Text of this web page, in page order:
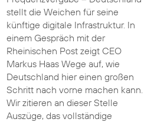
stellt die Weichen für seine
künftige digitale Infrastruktur. In
einem Gespräch mit der
Rheinischen Post zeigt CEO
Markus Haas Wege auf, wie
Deutschland hier einen großen
Schritt nach vorne machen kann.
Wir zitieren an dieser Stelle
Auszüge, das vollständige